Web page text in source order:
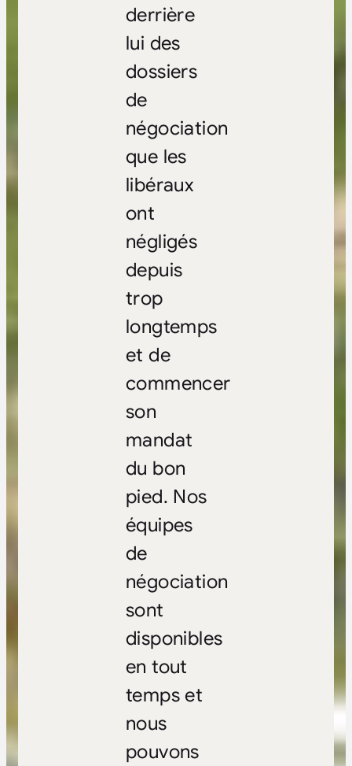
derrière
lui des
dossiers
de
négociation
que les
libéraux
ont
négligés
depuis
trop
longtemps
et de
commencer
son
mandat
du bon
pied. Nos
équipes
de
négociation
sont
disponibles
en tout
temps et
nous
pouvons